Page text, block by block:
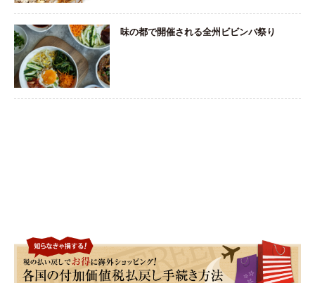
味の都で開催される全州ビビンバ祭り